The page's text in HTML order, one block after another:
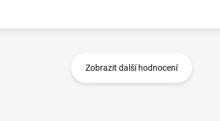
Zobrazit další hodnocení